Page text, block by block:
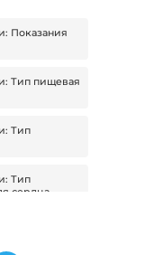
Показания
Тип пищевая
Тип
Тип
сердца